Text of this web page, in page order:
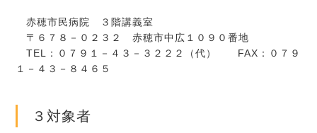
赤穂市民病院 ３階講義室
〒６７８－０２３２ 赤穂市中広１０９０番地
TEL：０７９１－４３－３２２２（代） FAX：０７９
１－４３－８４６５
３対象者